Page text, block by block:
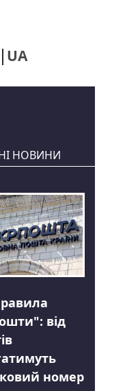
UA
НОВИНИ
від
номер